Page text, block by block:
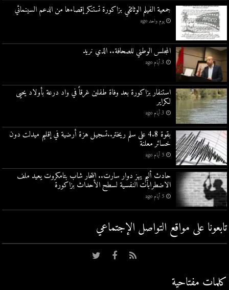
جمعية الفيلم الوثائقي بزاكورة تستنكر إقصاءها من الدعم السينمائي
يوم واحد ago
المجلس الوطني للصحافة.. الذي نريد
3 أيام ago
استنفار بزاكورة بعد وفاة طفلين غرقاً في واد درعة بأولاد يحيى
لكراير
3 أيام ago
بقوة 4.8 على سلم ريختر..تسجيل هزة أرضية في إقليم ميدلت دون
خسائر معلنة
5 أيام ago
حادث أليم يهز دوار سارت.. انتحار شاب بتامكروت يعيد ملف
الاضطرابات النفسية لسطح الأحداث بزاكورة
5 أيام ago
تابعونا على مواقع التواصل اﻹجتماعي
كلمات مفتاحية